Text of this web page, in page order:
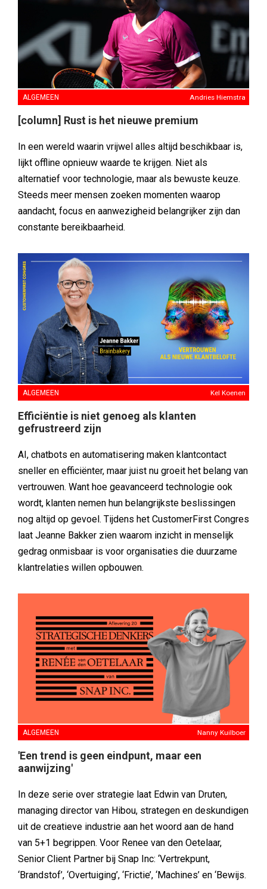
ALGEMEEN Andries Hiemstra
[column] Rust is het nieuwe premium
In een wereld waarin vrijwel alles altijd beschikbaar is,
lijkt offline opnieuw waarde te krijgen. Niet als
alternatief voor technologie, maar als bewuste keuze.
Steeds meer mensen zoeken momenten waarop
aandacht, focus en aanwezigheid belangrijker zijn dan
constante bereikbaarheid.
ALGEMEEN Kel Koenen
Efficiëntie is niet genoeg als klanten
gefrustreerd zijn
AI, chatbots en automatisering maken klantcontact
sneller en efficiënter, maar juist nu groeit het belang van
vertrouwen. Want hoe geavanceerd technologie ook
wordt, klanten nemen hun belangrijkste beslissingen
nog altijd op gevoel. Tijdens het CustomerFirst Congres
laat Jeanne Bakker zien waarom inzicht in menselijk
gedrag onmisbaar is voor organisaties die duurzame
klantrelaties willen opbouwen.
ALGEMEEN Nanny Kuilboer
'Een trend is geen eindpunt, maar een
aanwijzing'
In deze serie over strategie laat Edwin van Druten,
managing director van Hibou, strategen en deskundigen
uit de creatieve industrie aan het woord aan de hand
van 5+1 begrippen. Voor Renee van den Oetelaar,
Senior Client Partner bij Snap Inc: ‘Vertrekpunt,
‘Brandstof’, ‘Overtuiging’, ‘Frictie’, ‘Machines’ en ‘Bewijs.